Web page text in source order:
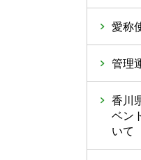
愛称
管理
香川
ベン
いて